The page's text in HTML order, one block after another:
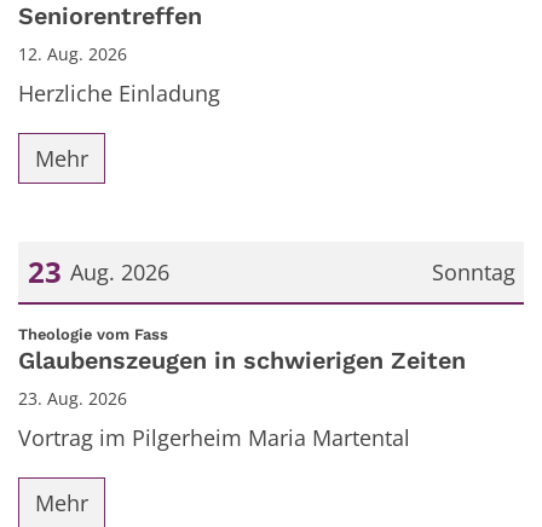
Seniorentreffen
12. Aug. 2026
Herzliche Einladung
Mehr
Sonntag
23 Aug. 2026
Datum: 23. August 2026
Theologie vom Fass:
Glaubenszeugen in schwierigen Zeiten
23. Aug. 2026
Vortrag im Pilgerheim Maria Martental
Mehr